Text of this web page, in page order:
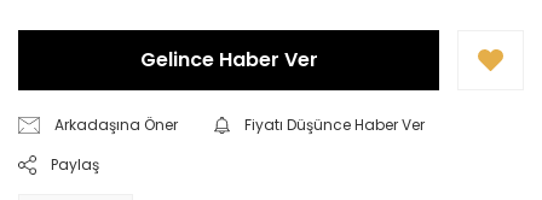
Gelince Haber Ver
Arkadaşına Öner
Fiyatı Düşünce Haber Ver
Paylaş